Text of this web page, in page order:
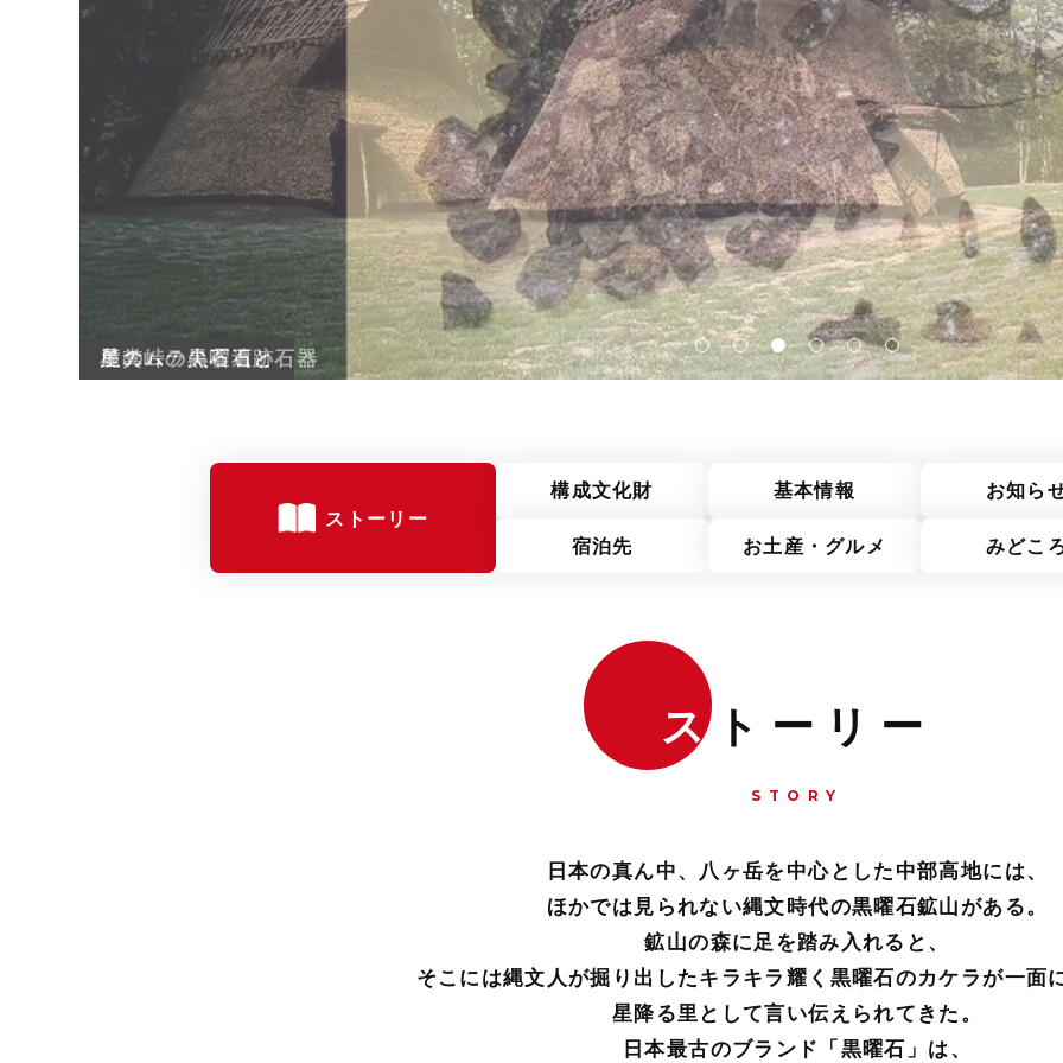
麓のムラ尖石遺跡
ストーリー
構成文化財 基本情報 お知ら
宿泊先 お土産・グルメ みどこ
ス トーリー
STORY
日本の真ん中、八ヶ岳を中心とした中部高地には、
ほかでは見られない縄文時代の黒曜石鉱山がある。
鉱山の森に足を踏み入れると、
そこには縄文人が掘り出したキラキラ耀く黒曜石のカケラが一面
星降る里として言い伝えられてきた。
日本最古のブランド「黒曜石」は、